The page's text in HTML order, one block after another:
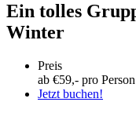
Ein tolles
Winter
Preis
ab €59,- pro Person
Jetzt buchen!